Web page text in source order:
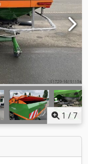
1 /7